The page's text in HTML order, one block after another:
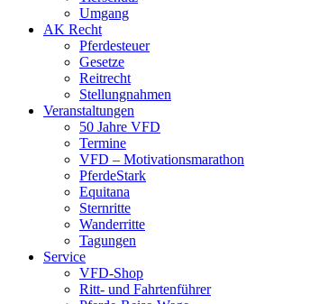
Umgang
AK Recht
Pferdesteuer
Gesetze
Reitrecht
Stellungnahmen
Veranstaltungen
50 Jahre VFD
Termine
VFD – Motivationsmarathon
PferdeStark
Equitana
Sternritte
Wanderritte
Tagungen
Service
VFD-Shop
Ritt- und Fahrtenführer